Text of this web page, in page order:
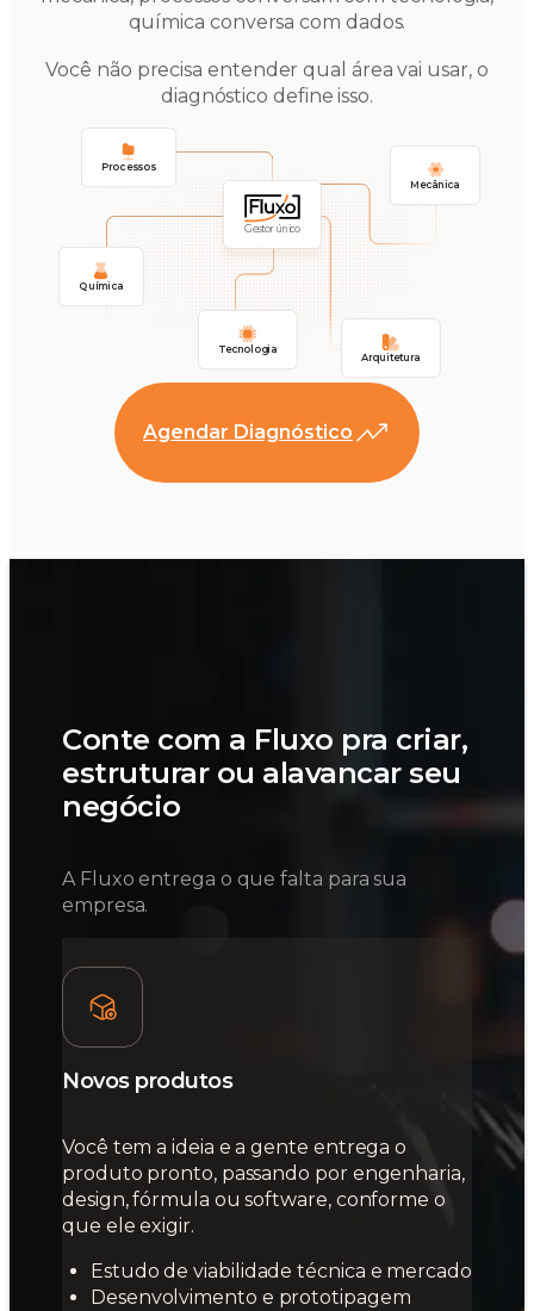
Processos
Gestor único
Mecânica
Tecnologia
Arquitetura
Química
química conversa com dados.
Você não precisa entender qual área vai usar, o
diagnóstico define isso.
Agendar Diagnóstico
Conte com a Fluxo pra criar,
estruturar ou alavancar seu
negócio
A Fluxo entrega o que falta para sua
empresa.
Novos produtos
Você tem a ideia e a gente entrega o
produto pronto, passando por engenharia,
design, fórmula ou software, conforme o
que ele exigir.
Estudo de viabilidade técnica e mercado
Desenvolvimento e prototipagem